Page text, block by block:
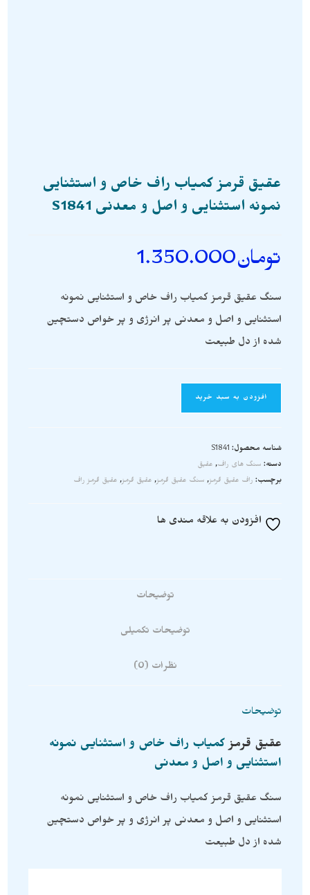
عقیق قرمز کمیاب راف خاص و استثنایی
نمونه استثنایی و اصل و معدنی S1841
تومان1.350.000
سنگ عقیق قرمز کمیاب راف خاص و استثنایی نمونه
استثنایی و اصل و معدنی پر انرژی و پر خواص دستچین
شده از دل طبیعت
افزودن به سبد خرید
شناسه محصول: S1841
دسته: سنگ های راف, عقیق
برچسب: راف عقیق قرمز, سنگ عقیق قرمز, عقیق قرمز, عقیق قرمز راف
افزودن به علاقه مندی ها
توضیحات
توضیحات تکمیلی
نظرات (0)
توضیحات
عقیق قرمز کمیاب راف خاص و استثنایی نمونه
استثنایی و اصل و معدنی
سنگ عقیق قرمز کمیاب راف خاص و استثنایی نمونه
استثنایی و اصل و معدنی پر انرژی و پر خواص دستچین
شده از دل طبیعت